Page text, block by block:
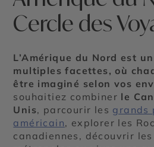
Cercle des
L’Amérique du Nord est
multiples facettes, où
être imaginé selon vos
souhaitiez combiner le
Unis, parcourir les grands
américain, explorer les
canadiennes, découvrir